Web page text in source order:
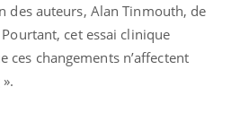
des auteurs, Alan Tinmouth, de
Pourtant, cet essai clinique
ces changements n’affectent